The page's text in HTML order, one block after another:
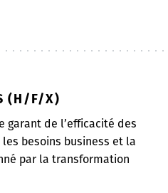
(H/F/X)
garant de l’efficacité des
besoins business et la
par la transformation